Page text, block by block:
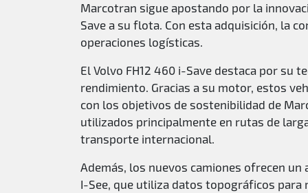
Marcotran sigue apostando por la
Save a su flota. Con esta adquisición, la
operaciones logísticas.
El Volvo FH12 460 i-Save destaca por su
rendimiento. Gracias a su motor, estos
con los objetivos de sostenibilidad de
utilizados principalmente en rutas de
transporte internacional.
Además, los nuevos camiones ofrecen
I-See, que utiliza datos topográficos para